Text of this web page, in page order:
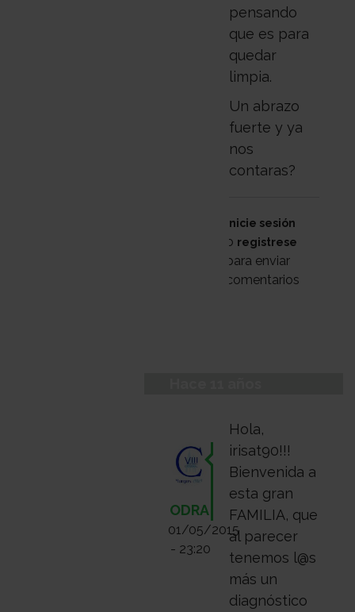
pensando
que es para
quedar
limpia.
Un abrazo
fuerte y ya
nos
contaras?
Inicie sesión
o registrese
para enviar
comentarios
ODRA
01/05/2015
- 23:20
Hola,
irisat90!!!
Bienvenida a
esta gran
FAMILIA, que
al parecer
tenemos l@s
más un
diagnóstico